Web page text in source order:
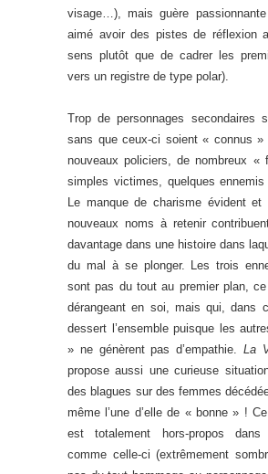
visage…), mais guère
aimé avoir des pistes de réflexion
sens plutôt que de cadrer les
vers un registre de type polar).
Trop de personnages secondaires
sans que ceux-ci soient « connus
nouveaux policiers, de nombreux «
simples victimes, quelques
Le manque de charisme évident et
nouveaux noms à retenir
davantage dans une histoire dans
du mal à se plonger. Les trois
sont pas du tout au premier plan, ce
dérangeant en soi, mais qui, dans
dessert l’ensemble puisque les
» ne génèrent pas d’empathie. La
propose aussi une curieuse
des blagues sur des femmes
même l’une d’elle de « bonne » !
est totalement hors-propos
comme celle-ci (extrêmement